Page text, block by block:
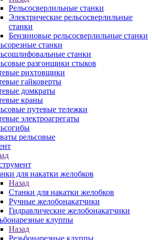
Рельсосверлильные станки
Электрические рельсосверлильные
станки
Бензиновые рельсосверлильные станки
станки
станки
разгонщики стыков
рихтовщики
гайковерты
домкраты
краны
путевые тележки
электроагрегаты
рельсовые
для накатки желобков
Назад
Станки для накатки желобков
Ручные желобонакатчики
Гидравлические желобонакатчики
клуппы
Назад
Резьбонарезные клуппы